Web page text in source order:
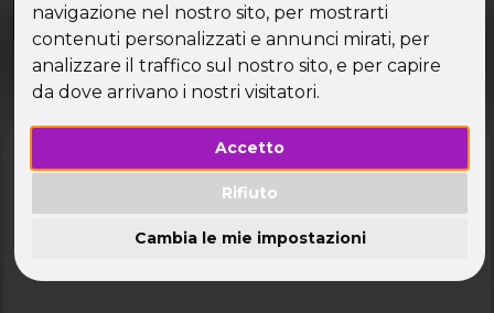
navigazione nel nostro sito, per mostrarti
contenuti personalizzati e annunci mirati, per
analizzare il traffico sul nostro sito, e per capire
da dove arrivano i nostri visitatori.
Accetto
Rifiuto
Cambia le mie impostazioni
Dove? Quando?
Tutto l'anno
LAST MINUTE -200€